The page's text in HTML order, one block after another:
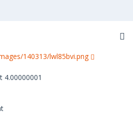
140313/lwl85bvi.png
4.00000001